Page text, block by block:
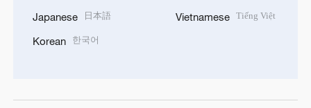
Japanese 日本語
Korean 한국어
Vietnamese Tiếng Việt